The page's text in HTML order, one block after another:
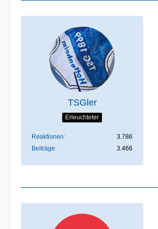
TSGler
Erleuchteter
Reaktionen
3.786
Beiträge
3.466